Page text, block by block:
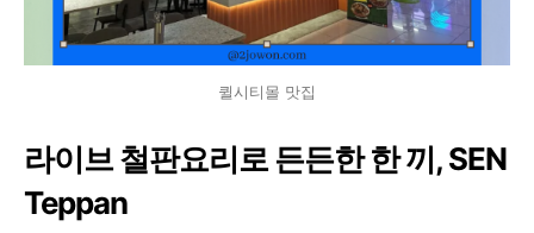
퀼시티몰 맛집
라이브 철판요리로 든든한 한 끼, SEN
Teppan